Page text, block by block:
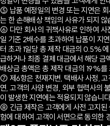
⑤ 납품 예정일의 변경 또는 지연은
는 한 손해배상 책임의 사유가 되지 않
⑥ 다만 회사의 귀책사유로 인하여 사
일 기준 2배수를 초과하여 납품이 지
터 초과 1일당 총 제작 대금의 0.5%
급하거나 최종 결제 대금에서 해당 금
배상금 총액은 총 제작 대금의 19%를
⑦ 제6항은 천재지변, 택배사 사정, 고
연, 고객의 사양 변경, 외부 협력사의
이 발생한 지연에는 적용되지 않습니
⑧ 긴급 제작은 고객에게 사전 고지된
험에 대하여 고객이 서면으로 동의한